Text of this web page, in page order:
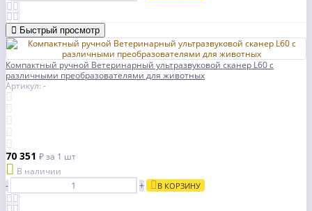
Быстрый просмотр
Компактный ручной Ветеринарный ультразвуковой сканер L60 с
различными преобразователями для животных
Артикул: -
70 351 ₽за 1 шт
В наличии
-
+ В КОРЗИНУ